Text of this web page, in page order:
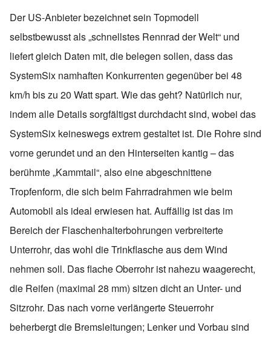
Der US-Anbieter bezeichnet sein Topmodell
selbstbewusst als „schnellstes Rennrad der Welt“ und
liefert gleich Daten mit, die belegen sollen, dass das
SystemSix namhaften Konkurrenten gegenüber bei 48
km/h bis zu 20 Watt spart. Wie das geht? Natürlich nur,
indem alle Details sorgfältigst durchdacht sind, wobei das
SystemSix keineswegs extrem gestaltet ist. Die Rohre sind
vorne gerundet und an den Hinterseiten kantig – das
berühmte „Kammtail“, also eine abgeschnittene
Tropfenform, die sich beim Fahrradrahmen wie beim
Automobil als ideal erwiesen hat. Auffällig ist das im
Bereich der Flaschenhalterbohrungen verbreiterte
Unterrohr, das wohl die Trinkflasche aus dem Wind
nehmen soll. Das flache Oberrohr ist nahezu waagerecht,
die Reifen (maximal 28 mm) sitzen dicht an Unter- und
Sitzrohr. Das nach vorne verlängerte Steuerrohr
beherbergt die Bremsleitungen; Lenker und Vorbau sind